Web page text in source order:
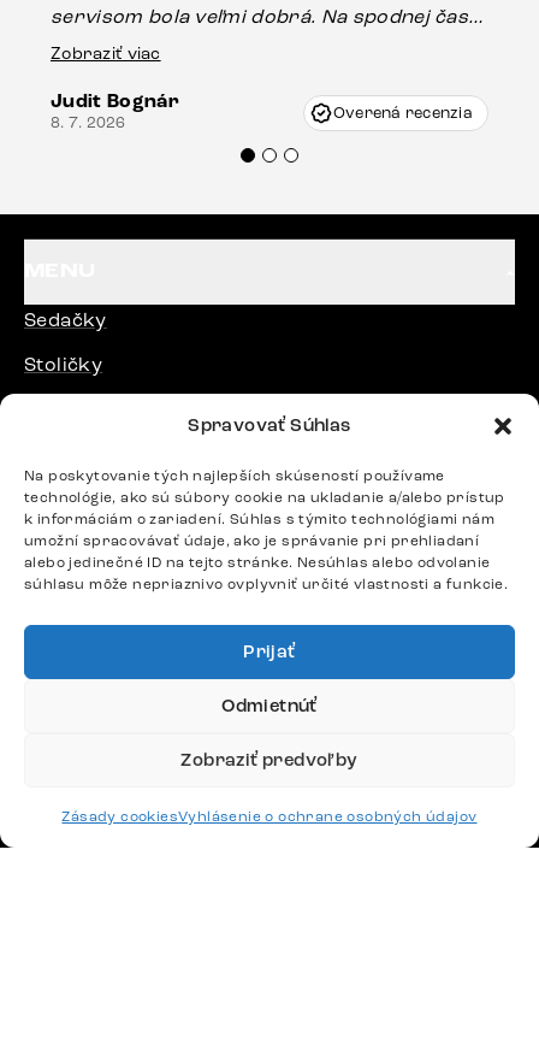
Spravovať Súhlas
Na poskytovanie tých najlepších skúseností používame
technológie, ako sú súbory cookie na ukladanie a/alebo prístup
k informáciám o zariadení. Súhlas s týmito technológiami nám
umožní spracovávať údaje, ako je správanie pri prehliadaní
alebo jedinečné ID na tejto stránke. Nesúhlas alebo odvolanie
súhlasu môže nepriaznivo ovplyvniť určité vlastnosti a funkcie.
Prijať
Odmietnúť
Zobraziť predvoľby
Zásady cookiesVyhlásenie o ochrane osobných údajov
servisom bola veľmi dobrá. Na spodnej časti
stola bolo malé poškodenie, pravdepodobne
Vincze pri riešení mojej záležitosti pristúpili
veľmi korektne. Odporúčam produkty Delife
Zobraziť viac
Judit Bognár
8. 7. 2026 Overená recenzia
Sedačky
Stoličky
DÔLEŽITÉ ODKAZY
SLEDUJTE NÁS
Potrebujete radu? Ozvite sa.
podpora@delife-shop.sk